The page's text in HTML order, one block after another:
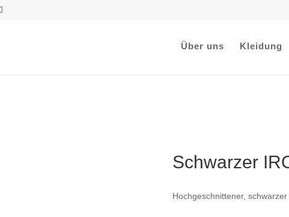
Über uns Kleidung
Schwarzer
Hochgeschnittener,